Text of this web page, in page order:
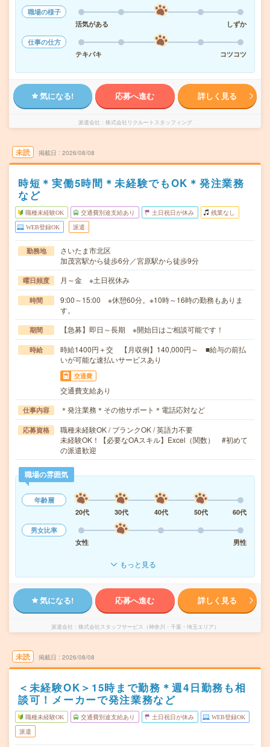
職場の様子
活気がある
しずか
仕事の仕方
テキパキ
コツコツ
気になる! 応募へ進む 詳しく見る
派遣会社 株式会社リクルートスタッフィング
未読 掲載日 2026/08/08
時短＊実働5時間＊未経験でもOK＊発注業務
など
職種未経験OK 交通費別途支給あり 土日祝日が休み 残業なし
WEB登録OK 派遣
勤務地
さいたま市北区
加茂宮駅から徒歩6分／宮原駅から徒歩9分
曜日頻度 月～金 ※土日祝休み
時間
9:00～15:00 ※休憩60分。※10時～16時の勤務もありま
す。
期間 【急募】即日～長期 ※開始日はご相談可能です！
時給
時給1400円＋交 【月収例】140,000円～ ■給与の前払
いが可能な速払いサービスあり
交通費
交通費支給あり
仕事内容 ＊発注業務＊その他サポート＊電話応対など
応募資格
職種未経験OK / ブランクOK / 英語力不要
未経験OK！【必要なOAスキル】Excel（関数） #初めて
の派遣歓迎
職場の雰囲気
年齢層
20代
30代 40代 50代
60代
男女比率
女性
男性
もっと見る
気になる! 応募へ進む 詳しく見る
派遣会社 株式会社スタッフサービス（神奈川・千葉・埼玉エリア）
未読 掲載日 2026/08/08
＜未経験OK＞15時まで勤務＊週4日勤務も相
談可！メーカーで発注業務など
職種未経験OK 交通費別途支給あり 土日祝日が休み WEB登録OK
派遣